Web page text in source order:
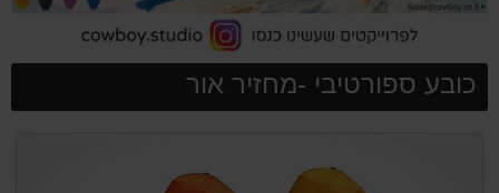
כובע ספורטיבי -מחזיר אור